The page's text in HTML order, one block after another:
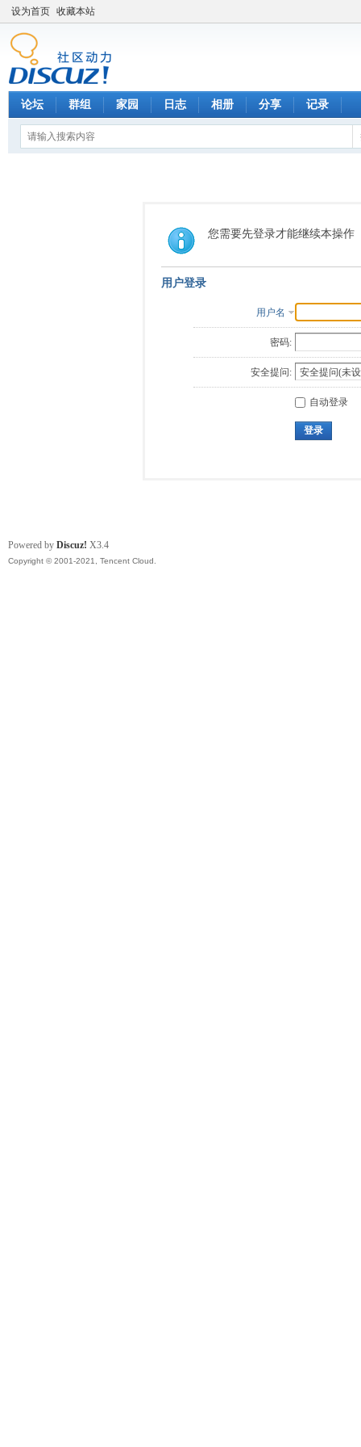
设为首页 收藏本站
论坛 群组 家园 日志 相册 分享 记录
您需要先登录才能继续本操作
用户登录
用户名
密码:
安全提问:
自动登录
登录
Powered by Discuz! X3.4
Copyright © 2001-2021, Tencent Cloud.